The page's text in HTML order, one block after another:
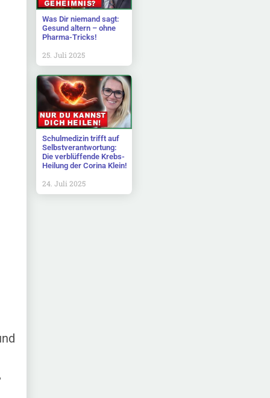
Was Dir niemand sagt:
Gesund altern – ohne
Pharma-Tricks!
25. Juli 2025
Schulmedizin trifft auf
Selbstverantwortung:
Die verblüffende Krebs-
Heilung der Corina Klein!
24. Juli 2025